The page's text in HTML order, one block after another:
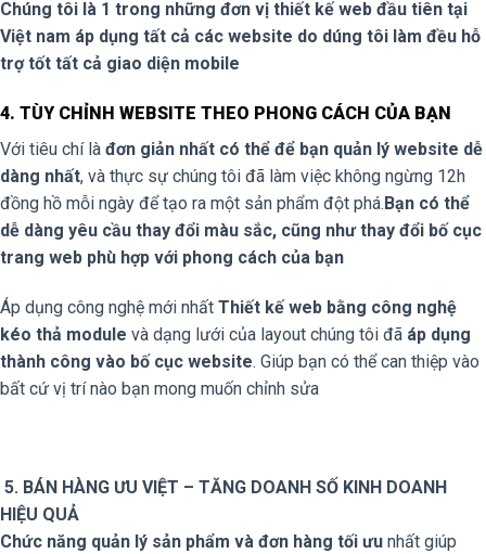
Chúng tôi là 1 trong những đơn vị thiết kế web đầu tiên tại
Việt nam áp dụng tất cả các website do dúng tôi làm đều hỗ
trợ tốt tất cả giao diện mobile
4. TÙY CHỈNH WEBSITE THEO PHONG CÁCH CỦA BẠN
Với tiêu chí là đơn giản nhất có thể để bạn quản lý website dễ
dàng nhất, và thực sự chúng tôi đã làm việc không ngừng 12h
đồng hồ mỗi ngày để tạo ra một sản phẩm đột phá.Bạn có thể
dễ dàng yêu cầu thay đổi màu sắc, cũng như thay đổi bố cục
trang web phù hợp với phong cách của bạn
Áp dụng công nghệ mới nhất Thiết kế web bằng công nghệ
kéo thả module và dạng lưới của layout chúng tôi đã áp dụng
thành công vào bố cục website. Giúp bạn có thể can thiệp vào
bất cứ vị trí nào bạn mong muốn chỉnh sửa
5. BÁN HÀNG ƯU VIỆT – TĂNG DOANH SỐ KINH DOANH
HIỆU QUẢ
Chức năng quản lý sản phẩm và đơn hàng tối ưu nhất giúp